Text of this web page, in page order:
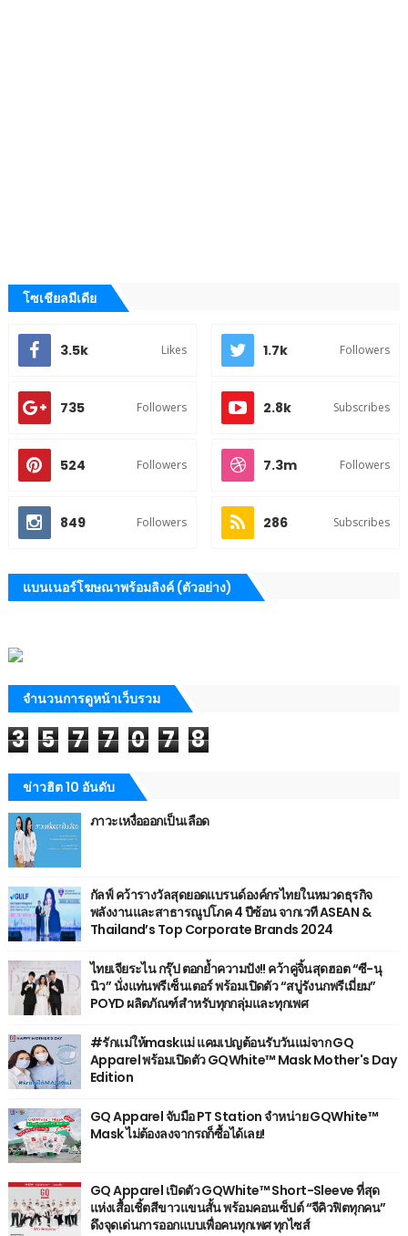
โซเชียลมีเดีย
3.5k Likes 1.7k Followers
735 Followers 2.8k Subscribes
524 Followers 7.3m Followers
849 Followers 286 Subscribes
แบนเนอร์โฆษณาพร้อมลิงค์ (ตัวอย่าง)
จำนวนการดูหน้าเว็บรวม
3 5 7 7 0 7 8
ข่าวฮิต 10 อันดับ
ภาวะเหงื่อออกเป็นเลือด
กัลฟ์ คว้ารางวัลสุดยอดแบรนด์องค์กรไทยในหมวดธุรกิจ
พลังงานและสาธารณูปโภค 4 ปีซ้อน จากเวที ASEAN &
Thailand’s Top Corporate Brands 2024
ไทยเจียระไน กรุ๊ป ตอกย้ำความปัง!! คว้าคู่จิ้นสุดฮอต “ซี-นุ
นิว” นั่งแท่นพรีเซ็นเตอร์ พร้อมเปิดตัว “สบู่รังนกพรีเมี่ยม”
POYD ผลิตภัณฑ์สำหรับทุกกลุ่มและทุกเพศ
#รักแม่ให้maskแม่ แคมเปญต้อนรับวันแม่จาก GQ
Apparel พร้อมเปิดตัว GQWhite™ Mask Mother's Day
Edition
GQ Apparel จับมือ PT Station จำหน่าย GQWhite™
Mask ไม่ต้องลงจากรถก็ซื้อได้เลย!
GQ Apparel เปิดตัว GQWhite™ Short-Sleeve ที่สุด
แห่งเสื้อเชิ้ตสีขาวแขนสั้น พร้อมคอนเซ็ปต์ “จีคิวฟิตทุกคน”
ดึงจุดเด่นการออกแบบเพื่อคนทุกเพศ ทุกไซส์